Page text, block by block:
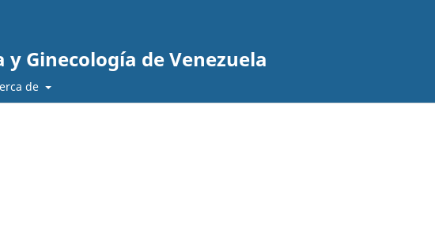
Ginecología de Venezuela
de